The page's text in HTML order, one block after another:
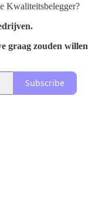
Kwaliteitsbelegger?
graag zouden willen
Subscribe